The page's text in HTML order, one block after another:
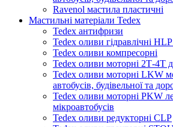
Ravenol мастила пластичні
Мастильні матеріали Tedex
Tedex антифризи
Tedex оливи гідравлічні
Tedex оливи компресорні
Tedex оливи моторні 2Т-4Т
Tedex оливи моторні LKW
автобусів, будівельної та
Tedex оливи моторні PKW
мікроавтобусів
Tedex оливи редукторні CLP